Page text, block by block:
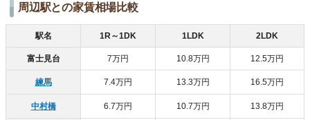
周辺駅との家賃相場比較
駅名 1R～1DK 1LDK 2LDK
富士見台 7万円 10.8万円 12.5万円
練馬 7.4万円 13.3万円 16.5万円
中村橋 6.7万円 10.7万円 13.8万円